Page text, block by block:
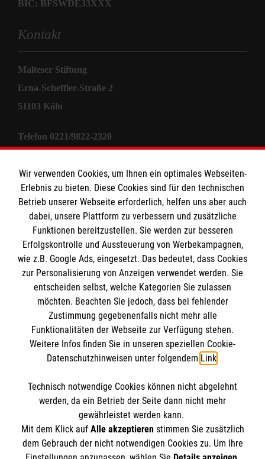
BIC: BFSWDE33XXX
Kontakt
Malteser Stiftung
Erna-Scheffler-Straße 2
51103 Köln
Telefon 0221/9822-2320
Informationen
Sitemap
Impressum
Datenschutz
Cookies
Transparenz
Die Malteser Stiftung ist als eingetragene gemeinnützige
Wir verwenden Cookies, um Ihnen ein optimales Webseiten-
Erlebnis zu bieten. Diese Cookies sind für den technischen
Betrieb unserer Webseite erforderlich, helfen uns aber auch
dabei, unsere Plattform zu verbessern und zusätzliche
Funktionen bereitzustellen. Sie werden zur besseren
Erfolgskontrolle und Aussteuerung von Werbekampagnen,
wie z.B. Google Ads, eingesetzt. Das bedeutet, dass Cookies
zur Personalisierung von Anzeigen verwendet werden. Sie
entscheiden selbst, welche Kategorien Sie zulassen
möchten. Beachten Sie jedoch, dass bei fehlender
Zustimmung gegebenenfalls nicht mehr alle
Funktionalitäten der Webseite zur Verfügung stehen.
Weitere Infos finden Sie in unseren speziellen Cookie-
Datenschutzhinweisen unter folgendem Link.
Technisch notwendige Cookies können nicht abgelehnt
werden, da ein Betrieb der Seite dann nicht mehr
gewährleistet werden kann.
Mit dem Klick auf Alle akzeptierenstimmen Sie zusätzlich
dem Gebrauch der nicht notwendigen Cookies zu. Um Ihre